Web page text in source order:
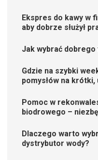
Ekspres do kawy w
aby dobrze służył
Jak wybrać
Gdzie na szybki
pomysłów na krótki,
Pomoc w
biodrowego –
Dlaczego warto
dystrybutor wody?